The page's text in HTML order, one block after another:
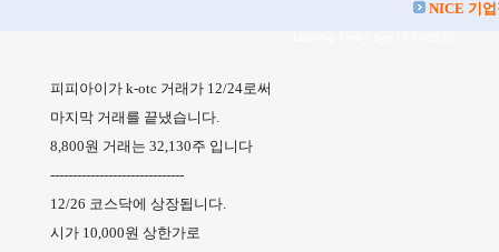
NICE 기
피피아이가 k-otc 거래가 12/24로써
마지막 거래를 끝냈습니다.
8,800원 거래는 32,130주 입니다
------------------------------
12/26 코스닥에 상장됩니다.
시가 10,000원 상한가로